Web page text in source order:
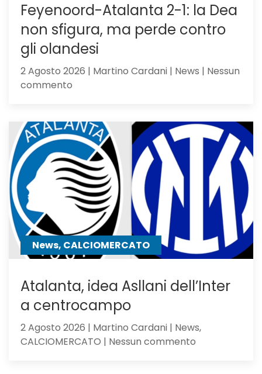
Feyenoord-Atalanta 2-1: la Dea
non sfigura, ma perde contro
gli olandesi
2 Agosto 2026 | Martino Cardani | News | Nessun
commento
2-
1:
la
Dea
non
sfigura,
ma
perde
contro
gli
News, CALCIOMERCATO
Atalanta, idea Asllani dell’Inter
a centrocampo
2 Agosto 2026 | Martino Cardani | News,
CALCIOMERCATO | Nessun commento